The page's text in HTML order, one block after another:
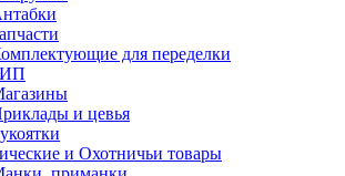
для переделки
и цевья
и Охотничьи товары